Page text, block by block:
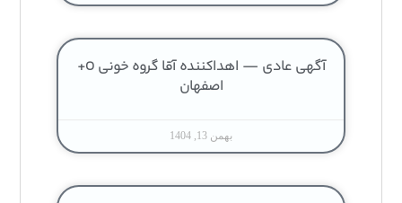
آگهی عادی — اهداکننده آقا گروه خونی O+
اصفهان
بهمن 13, 1404